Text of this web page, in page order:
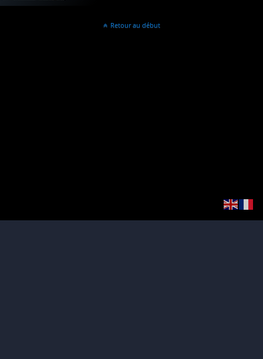
Retour au début